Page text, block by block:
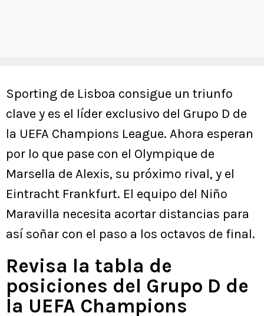
Sporting de Lisboa consigue un triunfo
clave y es el líder exclusivo del Grupo D de
la UEFA Champions League. Ahora esperan
por lo que pase con el Olympique de
Marsella de Alexis, su próximo rival, y el
Eintracht Frankfurt. El equipo del Niño
Maravilla necesita acortar distancias para
así soñar con el paso a los octavos de final.
Revisa la tabla de
posiciones del Grupo D de
la UEFA Champions